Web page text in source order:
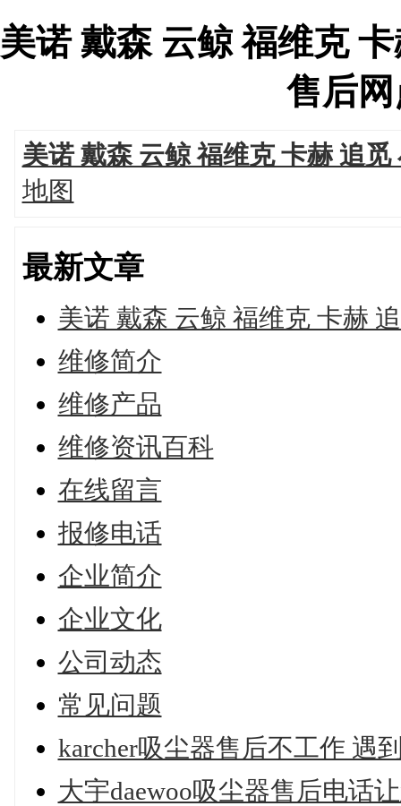
美诺 戴森 云鲸 福维克
售后
美诺 戴森 云鲸 福维克 卡赫 追
地图
最新文章
美诺 戴森 云鲸 福维克 卡赫
维修简介
维修产品
维修资讯百科
在线留言
报修电话
企业简介
企业文化
公司动态
常见问题
karcher吸尘器售后不工作 遇
大宇daewoo吸尘器售后电话